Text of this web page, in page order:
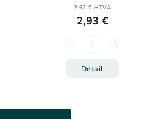
2,62 € HTVA
2,93 €
Détail